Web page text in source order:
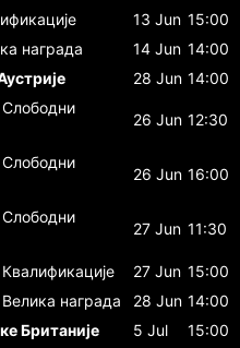
13 Jun 15:00
награда 14 Jun 14:00
28 Jun 14:00
Слободни
26 Jun 12:30
Слободни
26 Jun 16:00
Слободни
27 Jun 11:30
Квалификације 27 Jun 15:00
Велика награда 28 Jun 14:00
Британије
5 Jul
15:00